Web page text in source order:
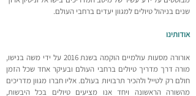
שנים בניהול טיולים למגוון יעדים ברחבי העולם.
אודותינו
אורורה מסעות עולמיים הוקמה בשנת 2016 על ידי משה בנישו,
מורה דרך מדריך טיולים ברחבי העולם ובעיקר אחד שכל הזמן
חולם רק לטייל ולהכיר תרבויות בעולם. אליו חברו מגוון מדריכים
מהשורה הראשונה ויחד אנו מציעים טיולים בכל היבשות,